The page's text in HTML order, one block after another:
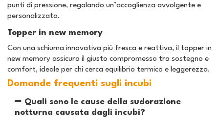
punti di pressione, regalando un’accoglienza avvolgente e
personalizzata.
Topper in new memory
Con una schiuma innovativa più fresca e reattiva, il topper in
new memory assicura il giusto compromesso tra sostegno e
comfort, ideale per chi cerca equilibrio termico e leggerezza.
Domande frequenti sugli incubi
Quali sono le cause della sudorazione
notturna causata dagli incubi?